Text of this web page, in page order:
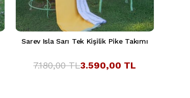
Sarev Isla Sarı Tek Kişilik Pike Takımı
3.590,00 TL
7.180,00 TL